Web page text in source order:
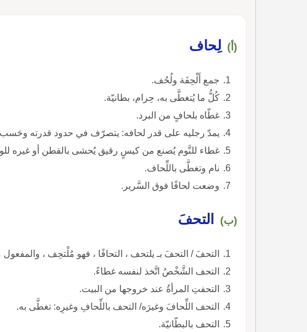
(أ) لِحاف
جمع أَلْحِفَة ولُحُف.
كُلُّ ما يُتغطَّى به، حِرام، بطانيّة.
غطّاه بلحافٍ من البرد.
يمدّ رجليه على قدر لحافه: يتصرّف في حدود قدرته وحَسب
غطاء للنَّوم يُصنع من كيسٍ رقيق يُحشى بالقطن أو غيره
نام وتغطَّى باللِّحاف.
وضعت لحافًا فوق السَّرير.
(ب) التحفَ
التحفَ / التحفَ بـ يلتحف ، التحافًا ، فهو مُلْتحِف ،
التحف الشَّخْصُ اتَّخذ لنفسه غطاءً.
التحفتِ المرأةُ عند خروجها من البيت.
التحف اللِّحافَ وغيرَه/ التحف باللِّحافِ وغيرِه: تغطَّى به.
التحف بالبطّانيّة.